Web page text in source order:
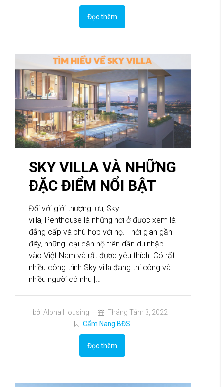
Đọc thêm
SKY VILLA VÀ NHỮNG
ĐẶC ĐIỂM NỔI BẬT
Đối với giới thượng lưu, Sky
villa, Penthouse là những nơi ở được xem là
đẳng cấp và phù hợp với họ. Thời gian gần
đây, những loại căn hộ trên dần du nhập
vào Việt Nam và rất được yêu thích. Có rất
nhiều công trình Sky villa đang thi công và
nhiều người có nhu […]
bởi Alpha Housing
Tháng Tám 3, 2022
Cẩm Nang BĐS
Đọc thêm